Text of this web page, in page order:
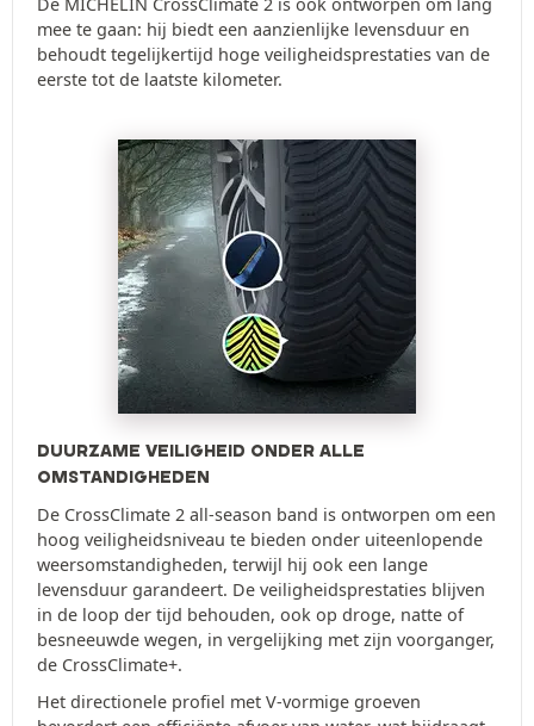
mee te gaan: hij biedt een aanzienlijke levensduur en
behoudt tegelijkertijd hoge veiligheidsprestaties van de
eerste tot de laatste kilometer.
DUURZAME VEILIGHEID ONDER ALLE
OMSTANDIGHEDEN
De CrossClimate 2 all-season band is ontworpen om een
hoog veiligheidsniveau te bieden onder uiteenlopende
weersomstandigheden, terwijl hij ook een lange
levensduur garandeert. De veiligheidsprestaties blijven
in de loop der tijd behouden, ook op droge, natte of
besneeuwde wegen, in vergelijking met zijn voorganger,
de CrossClimate+.
Het directionele profiel met V-vormige groeven